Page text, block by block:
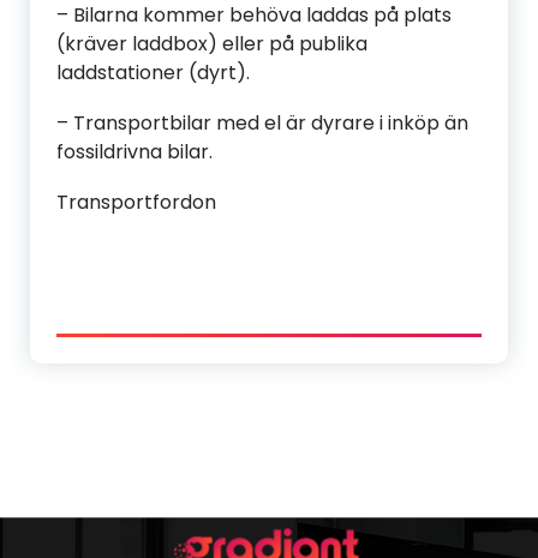
– Bilarna kommer behöva laddas på plats
(kräver laddbox) eller på publika
laddstationer (dyrt).
– Transportbilar med el är dyrare i inköp än
fossildrivna bilar.
Transportfordon